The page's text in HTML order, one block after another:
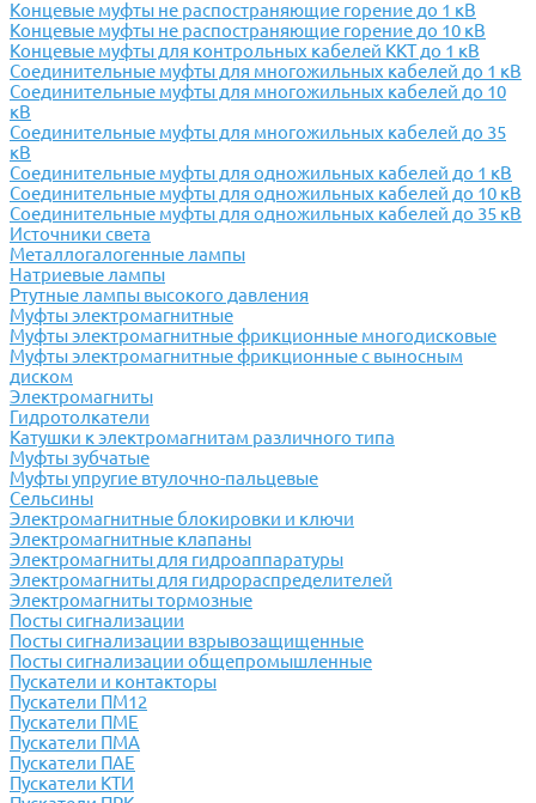
Концевые муфты не распостраняющие горение до 1 кВ
Концевые муфты не распостраняющие горение до 10 кВ
Концевые муфты для контрольных кабелей ККТ до 1 кВ
Соединительные муфты для многожильных кабелей до 1 кВ
Соединительные муфты для многожильных кабелей до 10
кВ
Соединительные муфты для многожильных кабелей до 35
кВ
Соединительные муфты для одножильных кабелей до 1 кВ
Соединительные муфты для одножильных кабелей до 10 кВ
Соединительные муфты для одножильных кабелей до 35 кВ
Источники света
Металлогалогенные лампы
Натриевые лампы
Ртутные лампы высокого давления
Муфты электромагнитные
Муфты электромагнитные фрикционные многодисковые
Муфты электромагнитные фрикционные с выносным
диском
Электромагниты
Гидротолкатели
Катушки к электромагнитам различного типа
Муфты зубчатые
Муфты упругие втулочно-пальцевые
Сельсины
Электромагнитные блокировки и ключи
Электромагнитные клапаны
Электромагниты для гидроаппаратуры
Электромагниты для гидрораспределителей
Электромагниты тормозные
Посты сигнализации
Посты сигнализации взрывозащищенные
Посты сигнализации общепромышленные
Пускатели и контакторы
Пускатели ПМ12
Пускатели ПМЕ
Пускатели ПМА
Пускатели ПАЕ
Пускатели КТИ